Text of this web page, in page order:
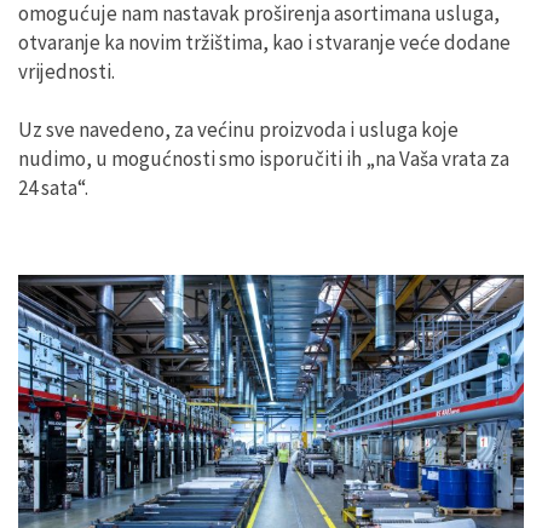
omogućuje nam nastavak proširenja asortimana usluga,
otvaranje ka novim tržištima, kao i stvaranje veće dodane
vrijednosti.
Uz sve navedeno, za većinu proizvoda i usluga koje
nudimo, u mogućnosti smo isporučiti ih „na Vaša vrata za
24 sata“.